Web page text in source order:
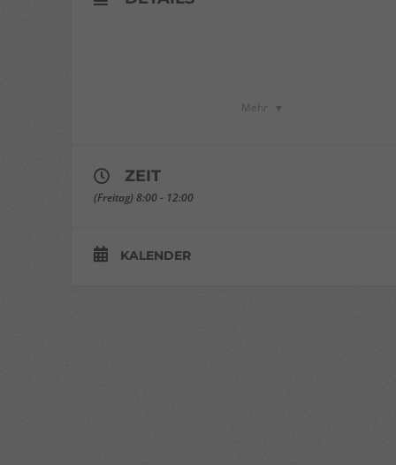
Mehr
ZEIT
(Freitag) 8:00 - 12:00
KALENDER
Cookies. Sie können Ihre Einwilligung zu ganzen
Kategorien geben oder sich weitere Informationen
Alle akzeptieren
Zurück